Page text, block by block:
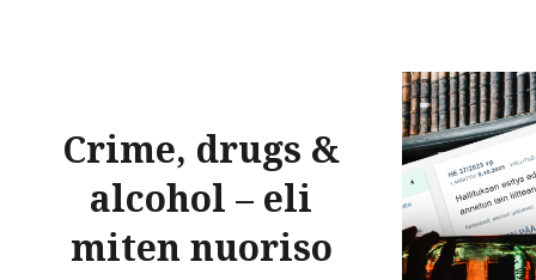
jossain kohtaa tulee vastaan raja, kuinka
Crime, drugs &
alcohol – eli
miten nuoriso